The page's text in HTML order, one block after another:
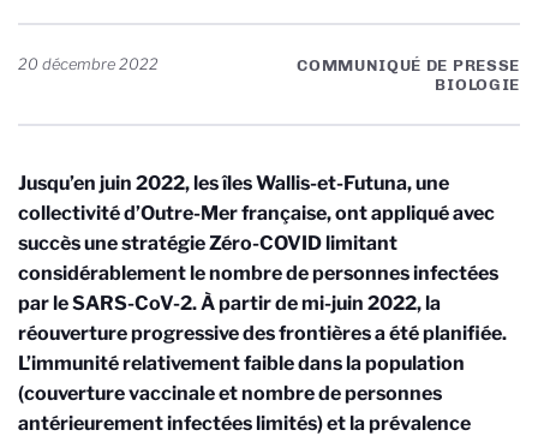
20 décembre 2022
COMMUNIQUÉ DE PRESSE
BIOLOGIE
Jusqu’en juin 2022, les îles Wallis-et-Futuna, une
collectivité d’Outre-Mer française, ont appliqué avec
succès une stratégie Zéro-COVID limitant
considérablement le nombre de personnes infectées
par le SARS-CoV-2. À partir de mi-juin 2022, la
réouverture progressive des frontières a été planifiée.
L’immunité relativement faible dans la population
(couverture vaccinale et nombre de personnes
antérieurement infectées limités) et la prévalence